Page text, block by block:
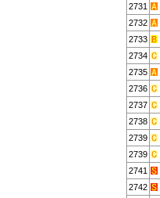
2731
2732
2733
2734
2735
2736
2737
2738
2739
2739
2741
2742